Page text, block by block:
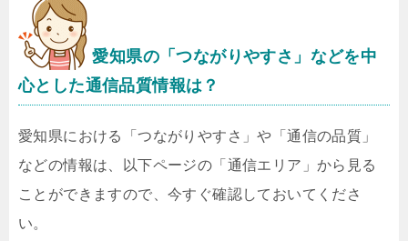
愛知県の「つながりやすさ」などを中
心とした通信品質情報は？
愛知県における「つながりやすさ」や「通信の品質」
などの情報は、以下ページの「通信エリア」から見る
ことができますので、今すぐ確認しておいてくださ
い。